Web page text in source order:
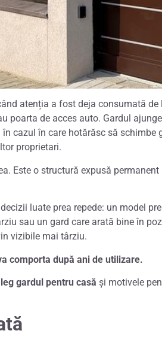
atenția a fost deja consumată
poarta de acces auto. Gardul
în cazul în care hotărăsc să
proprietari.
Este o structură expusă
luate prea repede: un model
sau un gard care arată bine în
vizibile mai târziu.
comporta după ani de utilizare.
gardul pentru casă și motivele